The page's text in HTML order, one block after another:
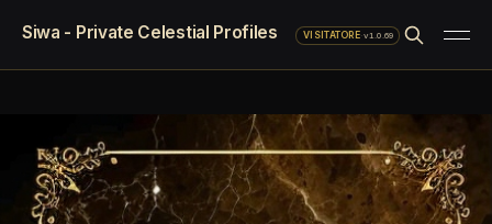
Siwa - Private Celestial Profiles VISITATORE·v1.0.69